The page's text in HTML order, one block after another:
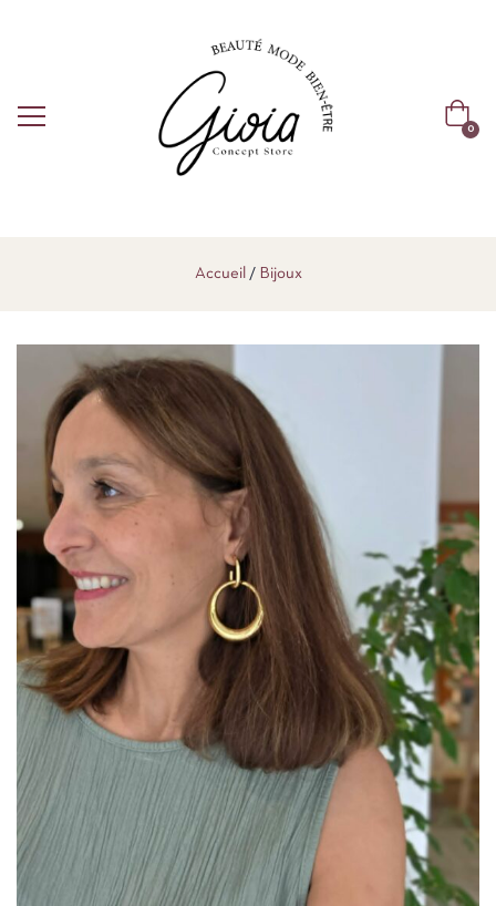
0
Accueil Bijoux